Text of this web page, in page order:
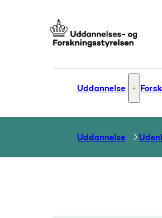
Uddannelse
Uddannelse